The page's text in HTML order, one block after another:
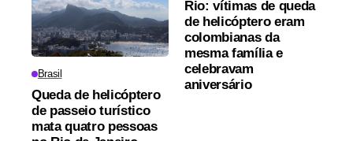
Brasil
Queda de helicóptero
de passeio turístico
mata quatro pessoas
Rio: vítimas de queda
de helicóptero eram
colombianas da
mesma família e
celebravam
aniversário